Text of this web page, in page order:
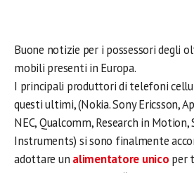
Buone notizie per i possessori degli
mobili presenti in Europa.
I principali produttori di telefoni
questi ultimi, (Nokia. Sony Ericsson,
NEC, Qualcomm, Research in Motion,
Instruments) si sono finalmente
adottare un alimentatore unico per